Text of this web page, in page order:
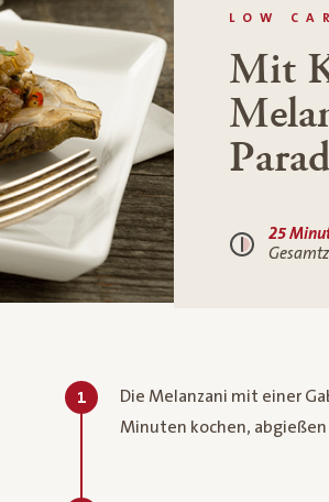
LOW
Mit
25
1
Die Melanzani mit einer
Minuten kochen,